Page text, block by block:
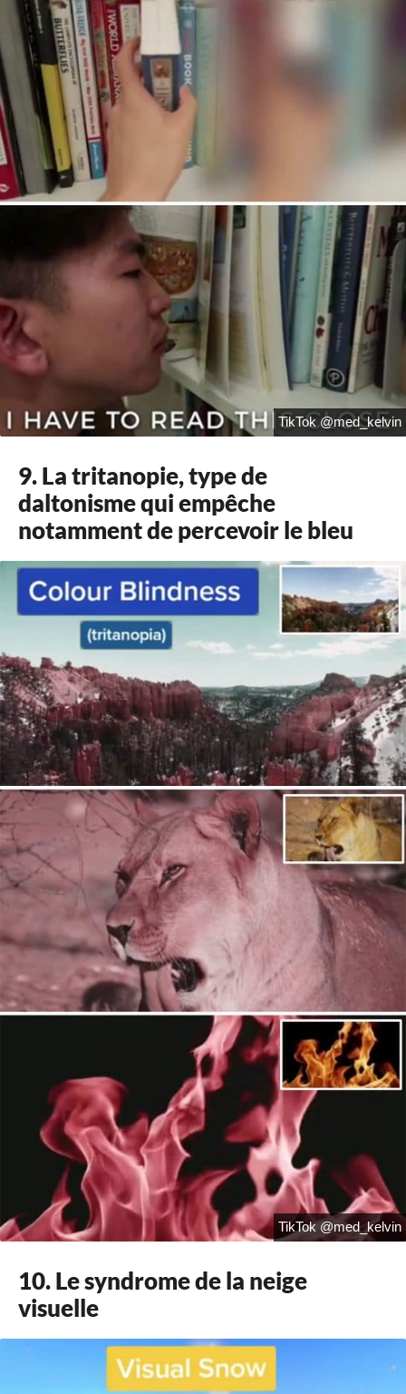
TikTok @med_kelvin
9. La tritanopie, type de
daltonisme qui empêche
notamment de percevoir le bleu
TikTok @med_kelvin
10. Le syndrome de la neige
visuelle